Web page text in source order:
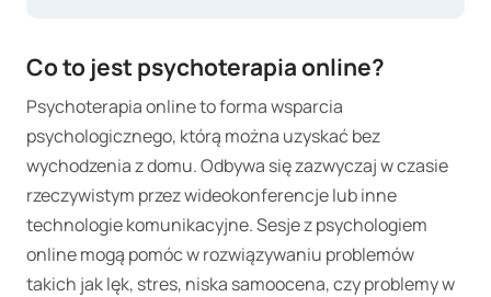
Co to jest psychoterapia online?
Psychoterapia online to forma wsparcia
psychologicznego, którą można uzyskać bez
wychodzenia z domu. Odbywa się zazwyczaj w czasie
rzeczywistym przez wideokonferencje lub inne
technologie komunikacyjne. Sesje z psychologiem
online mogą pomóc w rozwiązywaniu problemów
takich jak lęk, stres, niska samoocena, czy problemy w